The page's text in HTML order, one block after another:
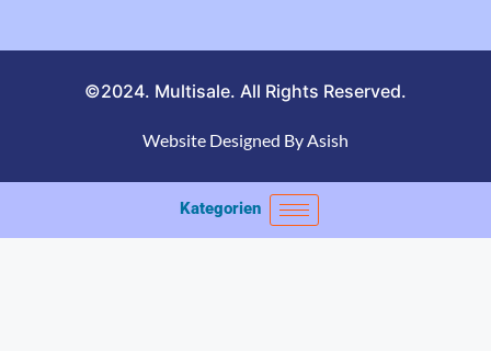
©2024. Multisale. All Rights Reserved.
Website Designed By Asish
Kategorien